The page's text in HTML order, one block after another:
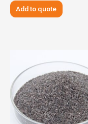
Add to quote